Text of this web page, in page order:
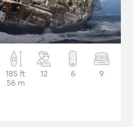
185 ft
56 m
12 6 9